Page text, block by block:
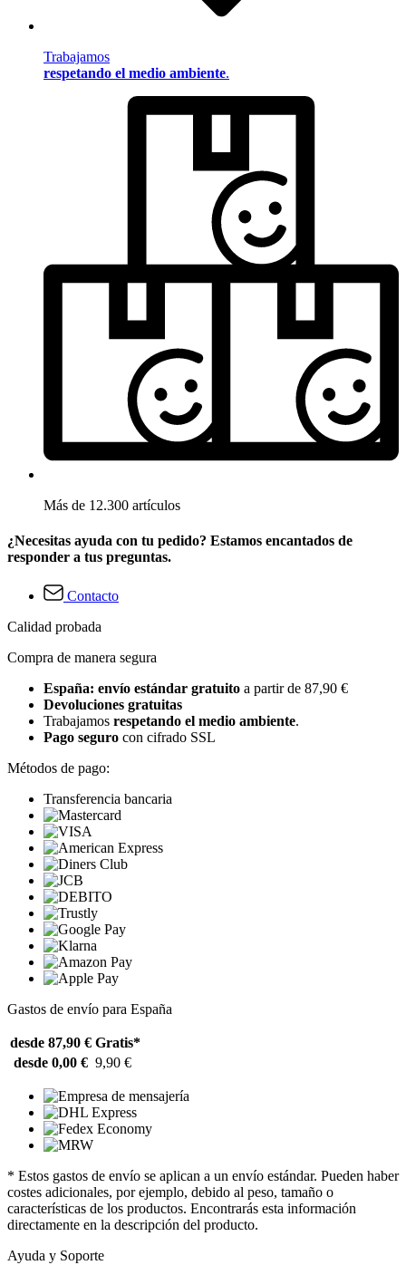
Trabajamos
respetando el medio ambiente.
Más de 12.300 artículos
¿Necesitas ayuda con tu pedido? Estamos encantados de
responder a tus preguntas.
Contacto
Calidad probada
Compra de manera segura
España: envío estándar gratuito a partir de 87,90 €
Devoluciones gratuitas
Trabajamos respetando el medio ambiente.
Pago seguro con cifrado SSL
Métodos de pago:
Transferencia bancaria
Gastos de envío para España
desde 87,90 € Gratis*
desde 0,00 € 9,90 €
* Estos gastos de envío se aplican a un envío estándar. Pueden haber
costes adicionales, por ejemplo, debido al peso, tamaño o
características de los productos. Encontrarás esta información
directamente en la descripción del producto.
Ayuda y Soporte